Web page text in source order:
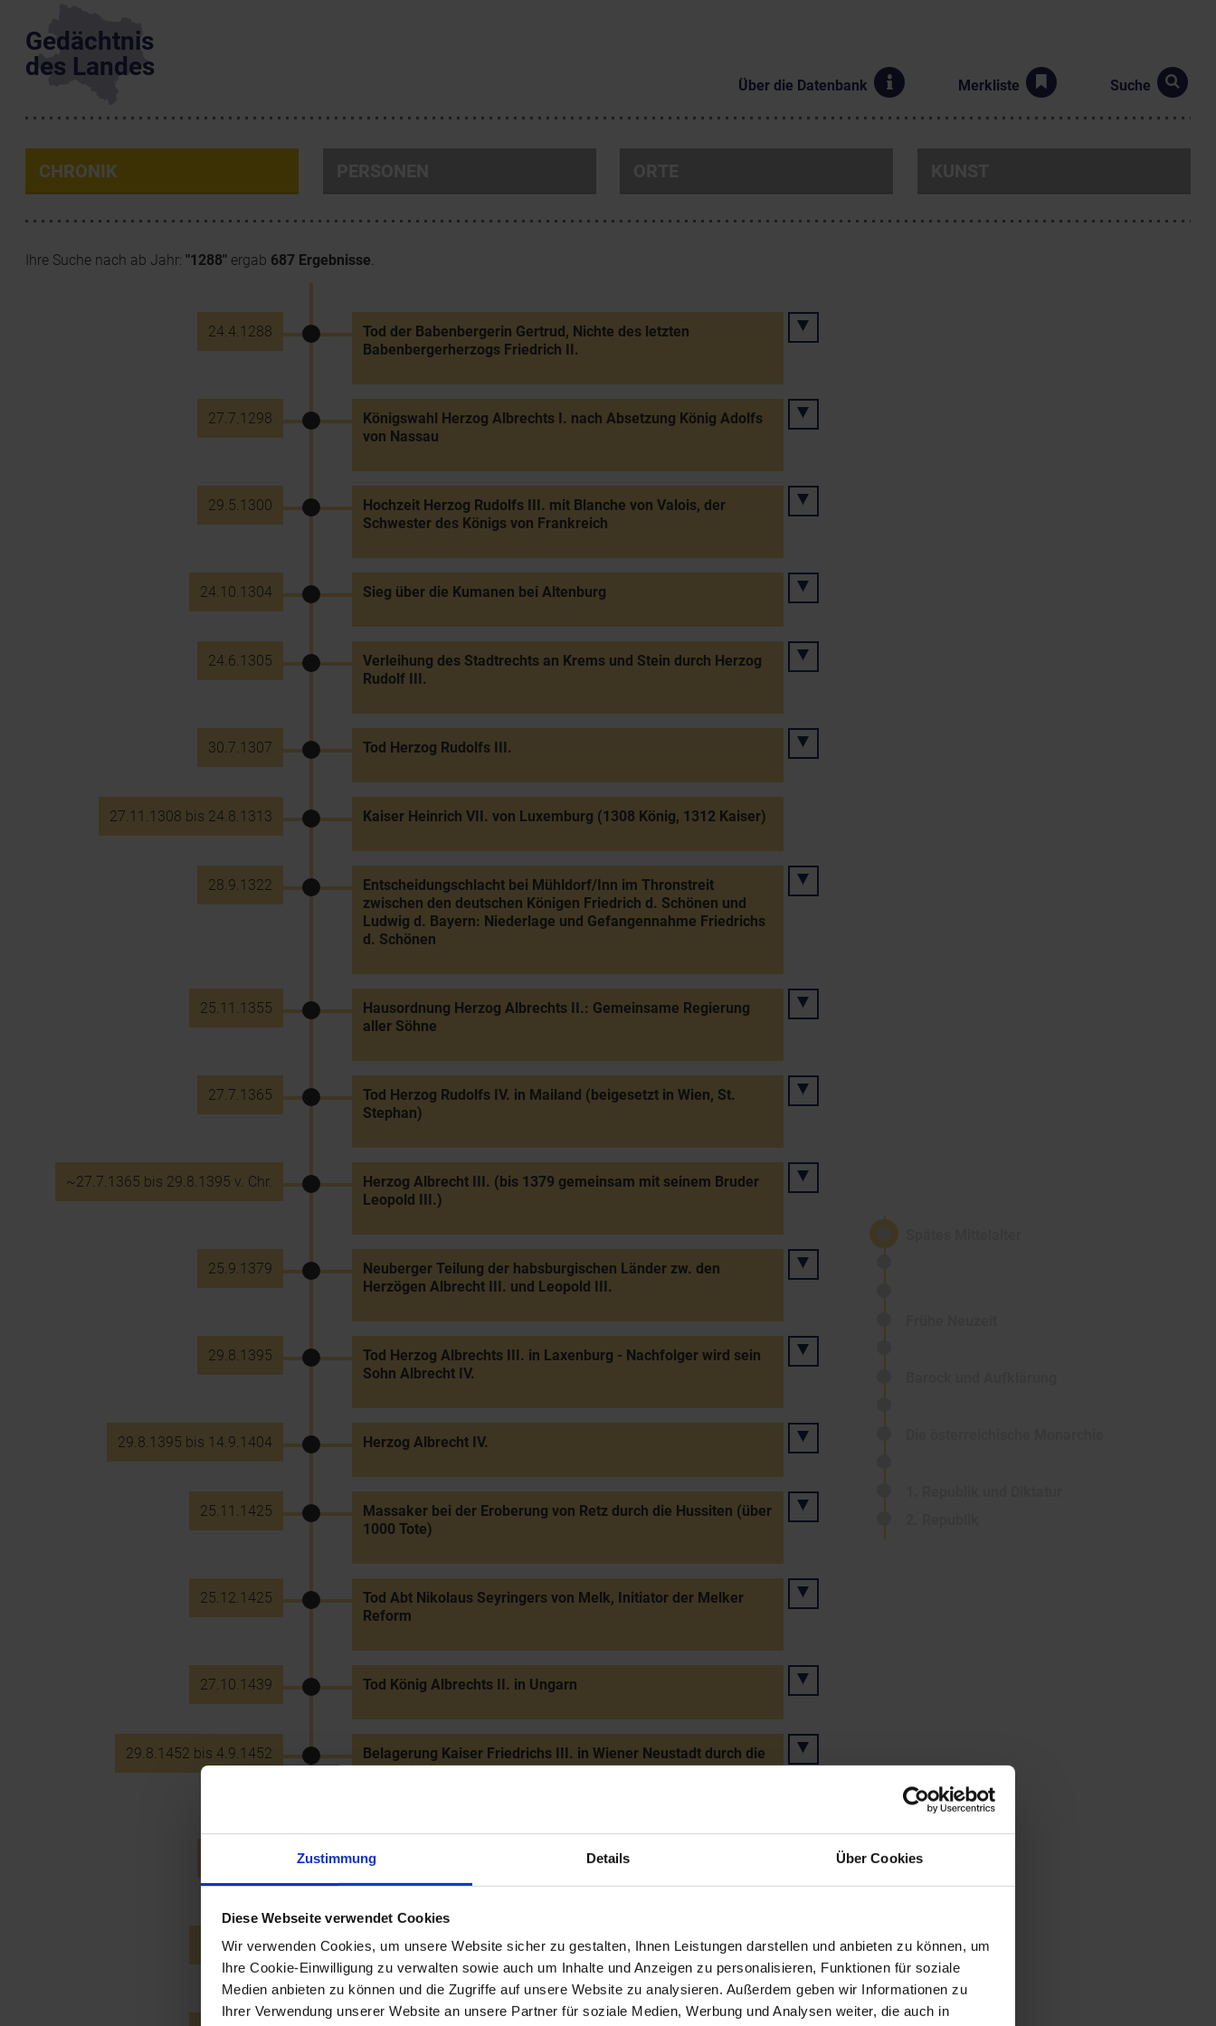
Zustimmung Details Über Cookies
Diese Webseite verwendet Cookies
Wir verwenden Cookies, um unsere Website sicher zu gestalten, Ihnen Leistungen darstellen und anbieten zu können, um
Ihre Cookie-Einwilligung zu verwalten sowie auch um Inhalte und Anzeigen zu personalisieren, Funktionen für soziale
Medien anbieten zu können und die Zugriffe auf unsere Website zu analysieren. Außerdem geben wir Informationen zu
Ihrer Verwendung unserer Website an unsere Partner für soziale Medien, Werbung und Analysen weiter, die auch in
Gedächtnis
des Landes
Über die Datenbank Merkliste Suche
CHRONIK
Ihre Suche nach ab Jahr: "1288" ergab 687 Ergebnisse.
24.4.1288
Tod der Babenbergerin Gertrud, Nichte des letzten
Babenbergerherzogs Friedrich II.
27.7.1298
Königswahl Herzog Albrechts I. nach Absetzung König Adolfs
von Nassau
29.5.1300
Hochzeit Herzog Rudolfs III. mit Blanche von Valois, der
Schwester des Königs von Frankreich
24.10.1304 Sieg über die Kumanen bei Altenburg
24.6.1305
Verleihung des Stadtrechts an Krems und Stein durch Herzog
Rudolf III.
30.7.1307 Tod Herzog Rudolfs III.
27.11.1308 bis 24.8.1313 Kaiser Heinrich VII. von Luxemburg (1308 König, 1312 Kaiser)
28.9.1322
Entscheidungschlacht bei Mühldorf/Inn im Thronstreit
zwischen den deutschen Königen Friedrich d. Schönen und
Ludwig d. Bayern: Niederlage und Gefangennahme Friedrichs
d. Schönen
25.11.1355
Hausordnung Herzog Albrechts II.: Gemeinsame Regierung
aller Söhne
27.7.1365
Tod Herzog Rudolfs IV. in Mailand (beigesetzt in Wien, St.
Stephan)
~27.7.1365 bis 29.8.1395 v. Chr.
Herzog Albrecht III. (bis 1379 gemeinsam mit seinem Bruder
Leopold III.)
25.9.1379
Neuberger Teilung der habsburgischen Länder zw. den
Herzögen Albrecht III. und Leopold III.
29.8.1395
Tod Herzog Albrechts III. in Laxenburg - Nachfolger wird sein
Sohn Albrecht IV.
29.8.1395 bis 14.9.1404 Herzog Albrecht IV.
25.11.1425
Massaker bei der Eroberung von Retz durch die Hussiten (über
1000 Tote)
25.12.1425
Tod Abt Nikolaus Seyringers von Melk, Initiator der Melker
Reform
27.10.1439 Tod König Albrechts II. in Ungarn
29.8.1452 bis 4.9.1452
Belagerung Kaiser Friedrichs III. in Wiener Neustadt durch die
österreichische Ständeoppositon - Forderung nach Entlassung
Verbot der Errichtung weiterer Donau-Ladstätten zwischen
26.12.1462
Erzherzog Albrecht VI. übernimmt die Regierung in Österreich
unter der Enns